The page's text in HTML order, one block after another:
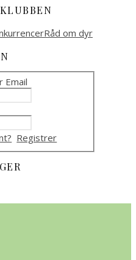
Email
Registrer